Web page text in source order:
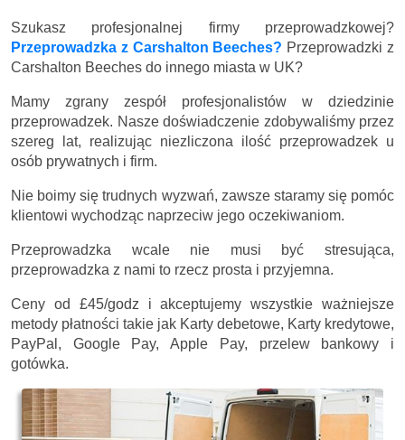
Szukasz profesjonalnej firmy przeprowadzkowej?
Przeprowadzka z Carshalton Beeches? Przeprowadzki z
Carshalton Beeches do innego miasta w UK?
Mamy zgrany zespół profesjonalistów w dziedzinie
przeprowadzek. Nasze doświadczenie zdobywaliśmy przez
szereg lat, realizując niezliczona ilość przeprowadzek u
osób prywatnych i firm.
Nie boimy się trudnych wyzwań, zawsze staramy się pomóc
klientowi wychodząc naprzeciw jego oczekiwaniom.
Przeprowadzka wcale nie musi być stresująca,
przeprowadzka z nami to rzecz prosta i przyjemna.
Ceny od £45/godz i akceptujemy wszystkie ważniejsze
metody płatności takie jak Karty debetowe, Karty kredytowe,
PayPal, Google Pay, Apple Pay, przelew bankowy i
gotówka.